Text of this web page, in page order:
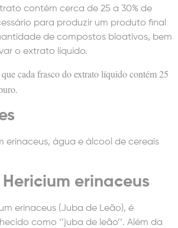
contém cerca de 25 a 30% de
para produzir um produto final
de compostos bioativos, bem
o extrato líquido.
cada frasco do extrato líquido contém 25
erinaceus, água e álcool de cereais
erinaceus
erinaceus (Juba de Leão), é
como ‘’juba de leão’’. Além da